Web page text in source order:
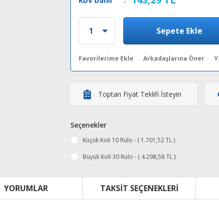
Sepete Ekle
Arkadaşlarına Öner
Toptan Fiyat Teklifi İsteyin
Seçenekler
Küçük Koli 10 Rulo - ( 1.701,52 TL )
Büyük Koli 30 Rulo - ( 4.298,58 TL )
YORUMLAR TAKSIT SEÇENEKLERI